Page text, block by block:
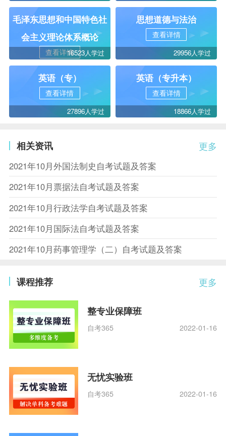
毛泽东思想和中国特色社
会主义理论体系概论
查看详情16523人学过
思想道德与法治
查看详情
29956人学过
英语（专）
查看详情
27896人学过
英语（专升本）
查看详情
18866人学过
更多
相关资讯
2021年10月外国法制史自考试题及答案
2021年10月票据法自考试题及答案
2021年10月行政法学自考试题及答案
2021年10月国际法自考试题及答案
2021年10月药事管理学（二）自考试题及答案
更多
课程推荐
整专业保障班
自考365 2022-01-16
无忧实验班
自考365 2022-01-16